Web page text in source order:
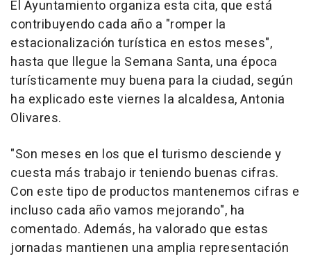
El Ayuntamiento organiza esta cita, que está
contribuyendo cada año a "romper la
estacionalización turística en estos meses",
hasta que llegue la Semana Santa, una época
turísticamente muy buena para la ciudad, según
ha explicado este viernes la alcaldesa, Antonia
Olivares.
"Son meses en los que el turismo desciende y
cuesta más trabajo ir teniendo buenas cifras.
Con este tipo de productos mantenemos cifras e
incluso cada año vamos mejorando", ha
comentado. Además, ha valorado que estas
jornadas mantienen una amplia representación